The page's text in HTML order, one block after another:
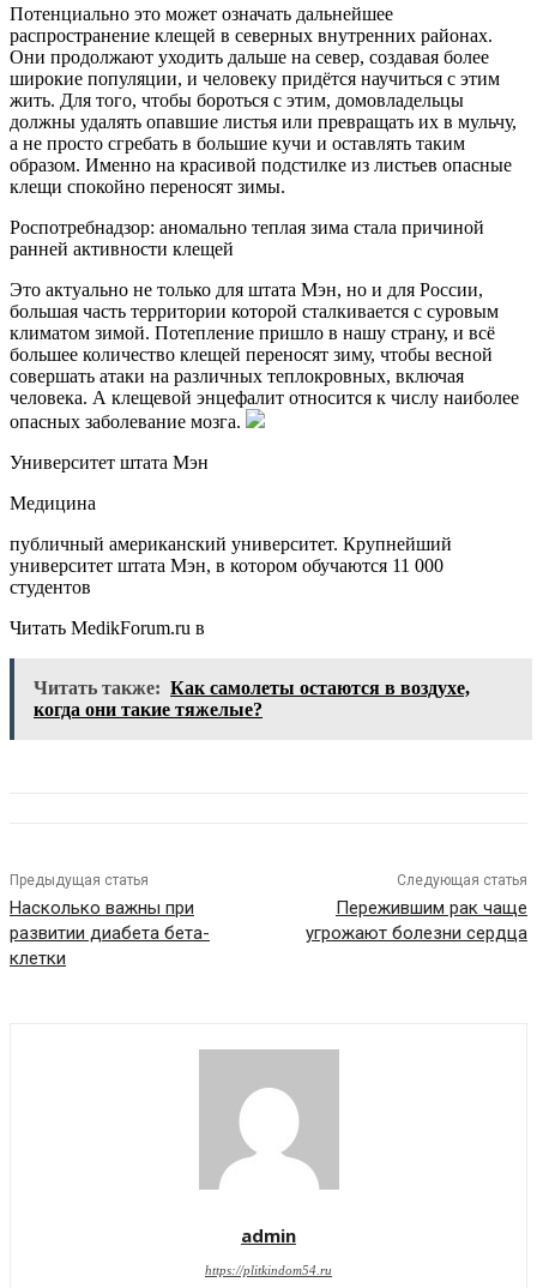
Потенциально это может означать дальнейшее
распространение клещей в северных внутренних районах.
Они продолжают уходить дальше на север, создавая более
широкие популяции, и человеку придётся научиться с этим
жить. Для того, чтобы бороться с этим, домовладельцы
должны удалять опавшие листья или превращать их в мульчу,
а не просто сгребать в большие кучи и оставлять таким
образом. Именно на красивой подстилке из листьев опасные
клещи спокойно переносят зимы.
Роспотребнадзор: аномально теплая зима стала причиной
ранней активности клещей
Это актуально не только для штата Мэн, но и для России,
большая часть территории которой сталкивается с суровым
климатом зимой. Потепление пришло в нашу страну, и всё
большее количество клещей переносят зиму, чтобы весной
совершать атаки на различных теплокровных, включая
человека. А клещевой энцефалит относится к числу наиболее
опасных заболевание мозга.
Университет штата Мэн
Медицина
публичный американский университет. Крупнейший
университет штата Мэн, в котором обучаются 11 000
студентов
Читать MedikForum.ru в
Читать также: Как самолеты остаются в воздухе,
когда они такие тяжелые?
Предыдущая статья
Насколько важны при
развитии диабета бета-
клетки
Следующая статья
Пережившим рак чаще
угрожают болезни сердца
admin
https://plitkindom54.ru